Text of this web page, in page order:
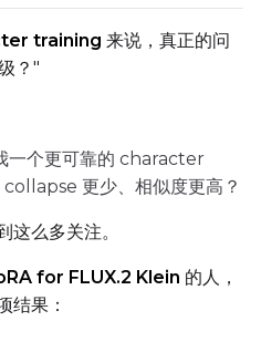
Timestep Type
Balanced
Loss Type
Mean Squared Error
EMA (Exponential Moving
training 来说，真正的问
？"
一个更可靠的 character
更少、相似度更高？
这么多关注。
for FLUX.2 Klein 的人，
结果：